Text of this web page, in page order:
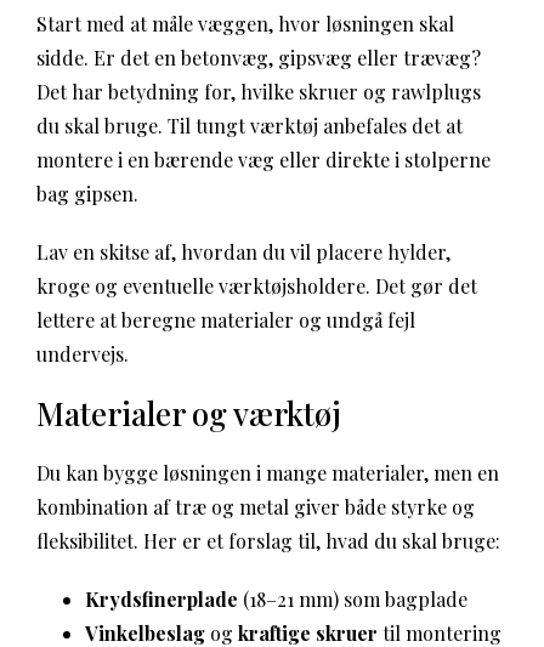
Start med at måle væggen, hvor løsningen skal
sidde. Er det en betonvæg, gipsvæg eller trævæg?
Det har betydning for, hvilke skruer og rawlplugs
du skal bruge. Til tungt værktøj anbefales det at
montere i en bærende væg eller direkte i stolperne
bag gipsen.
Lav en skitse af, hvordan du vil placere hylder,
kroge og eventuelle værktøjsholdere. Det gør det
lettere at beregne materialer og undgå fejl
undervejs.
Materialer og værktøj
Du kan bygge løsningen i mange materialer, men en
kombination af træ og metal giver både styrke og
fleksibilitet. Her er et forslag til, hvad du skal bruge:
Krydsfinerplade (18–21 mm) som bagplade
Vinkelbeslag og kraftige skruer til montering